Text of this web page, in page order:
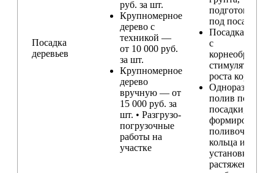
Посадка
деревьев
руб. за шт.
Крупномерное
дерево с
техникой —
от 10 000 руб.
за шт.
Крупномерное
дерево
вручную — от
15 000 руб. за
шт. • Разгрузо-
погрузочные
работы на
участке
подготовка
под посадку
Посадка
с
стимулятором
роста корней
Одноразовый
полив после
посадки,
формирование
поливочного
кольца и
установка
растяжек (при